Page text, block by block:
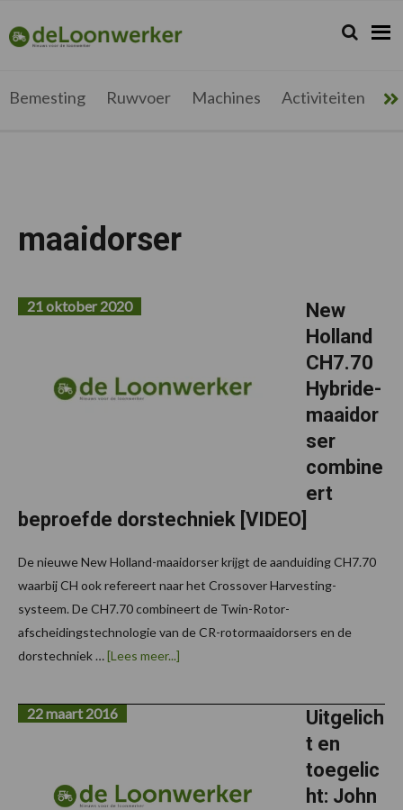
de
hoofdnavigatie
de
hoofd
de
eerste
de
voettekst
deloonwerker.be Zoeken...
Zoek
Bemesting Ruwvoer Machines Activiteiten
maaidorser
New
Holland
CH7.70
Hybride-
maaidor
ser
combine
ert
beproefde dorstechniek [VIDEO]
21 oktober 2020
De nieuwe New Holland-maaidorser krijgt de aanduiding CH7.70
waarbij CH ook refereert naar het Crossover Harvesting-
systeem. De CH7.70 combineert de Twin-Rotor-
afscheidingstechnologie van de CR-rotormaaidorsers en de
dorstechniek …[Lees meer...]
Uitgelich
t en
toegelic
ht: John
22 maart 2016